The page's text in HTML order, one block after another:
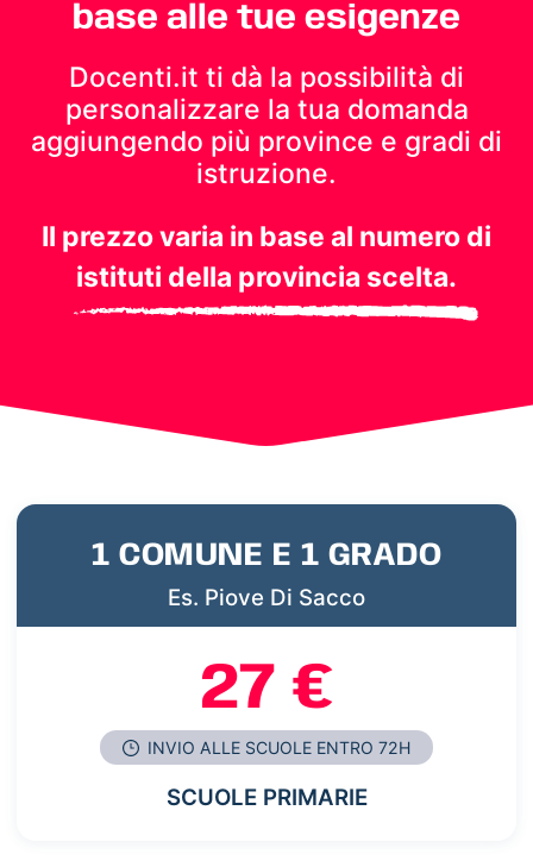
base alle tue esigenze
Docenti.it ti dà la possibilità di
personalizzare la tua domanda
aggiungendo più province e gradi di
istruzione.
Il prezzo varia in base al numero di
istituti della provincia scelta.
1 COMUNE E 1 GRADO
Es. Piove Di Sacco
27 €
INVIO ALLE SCUOLE ENTRO 72H
SCUOLE PRIMARIE